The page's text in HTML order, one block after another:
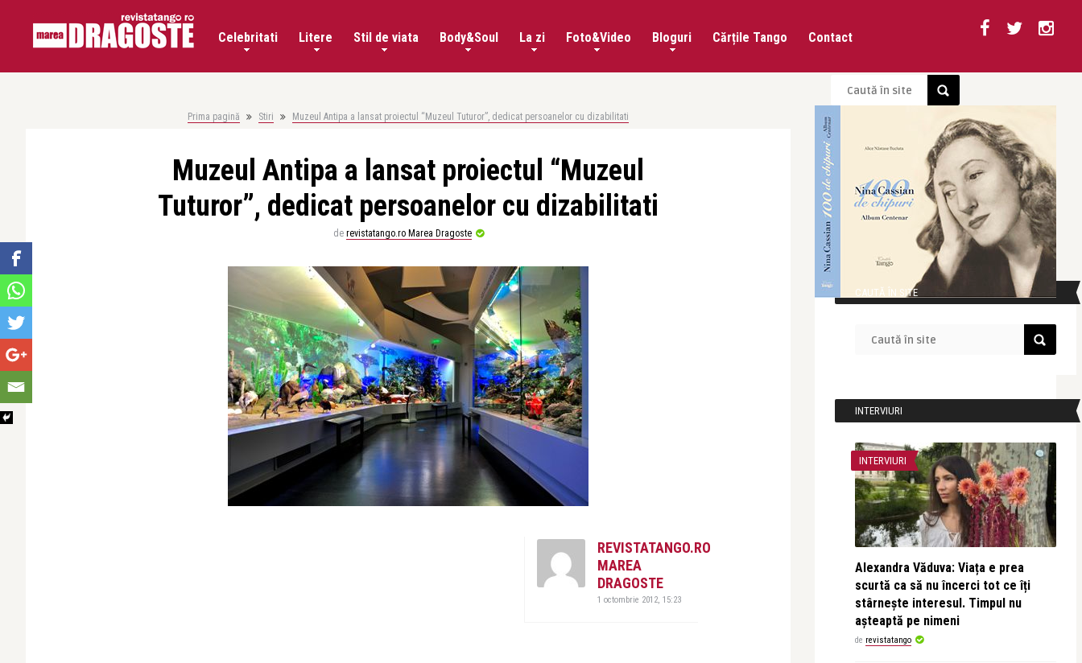
Celebritati Litere Stil de viata Body&Soul La zi Foto&Video Bloguri Cărțile Tango Contact
Prima pagină Stiri Muzeul Antipa a lansat proiectul “Muzeul Tuturor”, dedicat persoanelor cu dizabilitati
Muzeul Antipa a lansat proiectul “Muzeul
Tuturor”, dedicat persoanelor cu dizabilitati
de revistatango.ro Marea Dragoste
REVISTATANGO.RO
MAREA
DRAGOSTE
1 octombrie 2012, 15:23
CAUTĂ ÎN SITE
INTERVIURI
INTERVIURI
Alexandra Văduva: Viața e prea
scurtă ca să nu încerci tot ce îți
stârnește interesul. Timpul nu
așteaptă pe nimeni
de revistatango